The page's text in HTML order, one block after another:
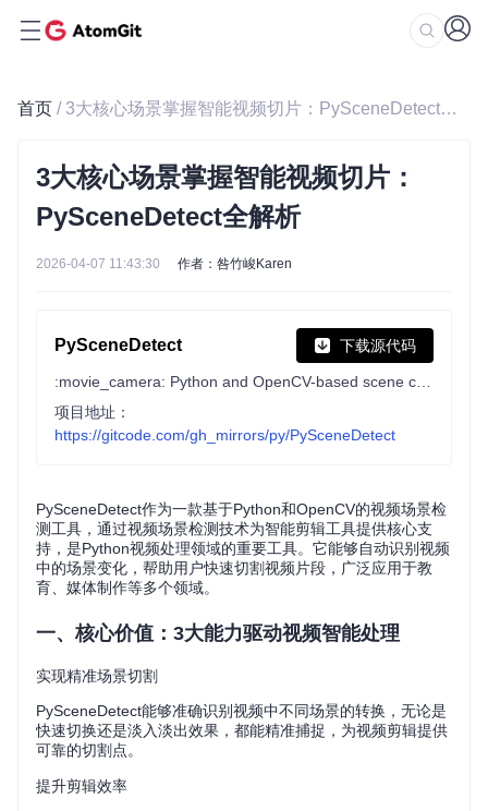
首页 / 3大核心场景掌握智能视频切片：PySceneDetect全解析
3大核心场景掌握智能视频切片：
PySceneDetect全解析
2026-04-07 11:43:30 作者：咎竹峻Karen
PySceneDetect 下载源代码
项目地址：
https://gitcode.com/gh_mirrors/py/PySceneDetect
PySceneDetect作为一款基于Python和OpenCV的视频场景检
测工具，通过视频场景检测技术为智能剪辑工具提供核心支
持，是Python视频处理领域的重要工具。它能够自动识别视频
中的场景变化，帮助用户快速切割视频片段，广泛应用于教
育、媒体制作等多个领域。
一、核心价值：3大能力驱动视频智能处理
实现精准场景切割
PySceneDetect能够准确识别视频中不同场景的转换，无论是
快速切换还是淡入淡出效果，都能精准捕捉，为视频剪辑提供
可靠的切割点。
提升剪辑效率